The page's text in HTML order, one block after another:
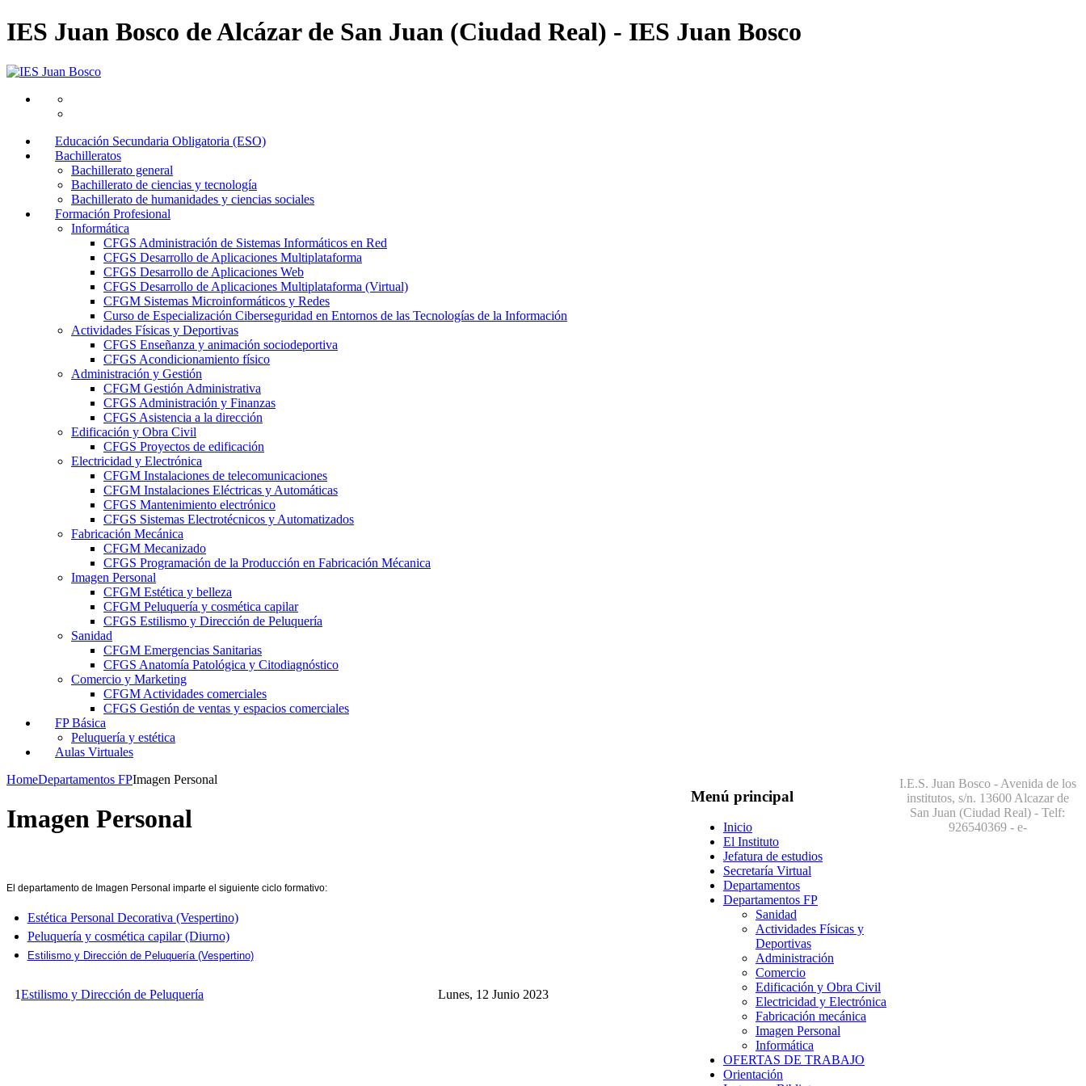
IES Juan Bosco de Alcázar de San Juan (Ciudad Real) - IES Juan Bosco
Educación Secundaria Obligatoria (ESO)
Bachilleratos
Bachillerato general
Bachillerato de ciencias y tecnología
Bachillerato de humanidades y ciencias sociales
Formación Profesional
Informática
CFGS Administración de Sistemas Informáticos en Red
CFGS Desarrollo de Aplicaciones Multiplataforma
CFGS Desarrollo de Aplicaciones Web
CFGS Desarrollo de Aplicaciones Multiplataforma (Virtual)
CFGM Sistemas Microinformáticos y Redes
Curso de Especialización Ciberseguridad en Entornos de las Tecnologías de la Información
Actividades Físicas y Deportivas
CFGS Enseñanza y animación sociodeportiva
CFGS Acondicionamiento físico
Administración y Gestión
CFGM Gestión Administrativa
CFGS Administración y Finanzas
CFGS Asistencia a la dirección
Edificación y Obra Civil
CFGS Proyectos de edificación
Electricidad y Electrónica
CFGM Instalaciones de telecomunicaciones
CFGM Instalaciones Eléctricas y Automáticas
CFGS Mantenimiento electrónico
CFGS Sistemas Electrotécnicos y Automatizados
Fabricación Mecánica
CFGM Mecanizado
CFGS Programación de la Producción en Fabricación Mécanica
Imagen Personal
CFGM Estética y belleza
CFGM Peluquería y cosmética capilar
CFGS Estilismo y Dirección de Peluquería
Sanidad
CFGM Emergencias Sanitarias
CFGS Anatomía Patológica y Citodiagnóstico
Comercio y Marketing
CFGM Actividades comerciales
CFGS Gestión de ventas y espacios comerciales
FP Básica
Peluquería y estética
Aulas Virtuales
HomeDepartamentos FPImagen Personal
Imagen Personal
El departamento de Imagen Personal imparte el siguiente ciclo formativo:
Estética Personal Decorativa (Vespertino)
Peluquería y cosmética capilar (Diurno)
Estilismo y Dirección de Peluquería (Vespertino)
1Estilismo y Dirección de Peluquería Lunes, 12 Junio 2023
Menú principal
Inicio
El Instituto
Jefatura de estudios
Secretaría Virtual
Departamentos
Departamentos FP
Sanidad
Actividades Físicas y
Deportivas
Administración
Comercio
Edificación y Obra Civil
Electricidad y Electrónica
Fabricación mecánica
Imagen Personal
Informática
OFERTAS DE TRABAJO
Orientación
I.E.S. Juan Bosco - Avenida de los
institutos, s/n. 13600 Alcazar de
San Juan (Ciudad Real) - Telf:
926540369- e-